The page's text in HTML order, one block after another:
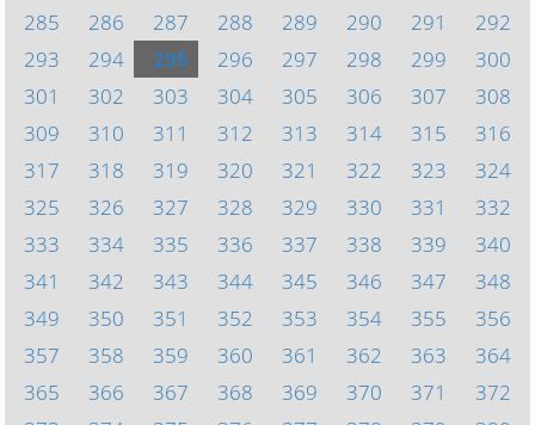
285
286 287 288 289 290 291
292
293
294 295 296 297 298 299
300
301
302 303 304 305 306 307
308
309
310 311 312 313 314 315
316
317
318 319 320 321 322 323
324
325
326 327 328 329 330 331
332
333
334 335 336 337 338 339
340
341
342 343 344 345 346 347
348
349
350 351 352 353 354 355
356
357
358 359 360 361 362 363
364
365
366 367 368 369 370 371
372